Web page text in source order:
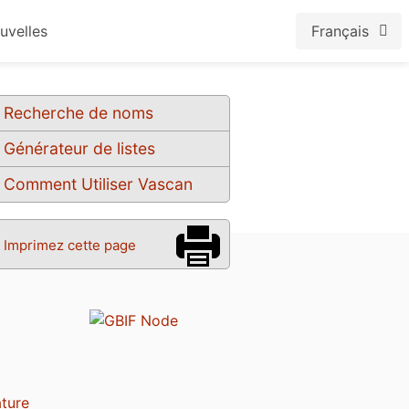
Français
Recherche de noms
Générateur de listes
Comment Utiliser Vascan
Imprimez cette page